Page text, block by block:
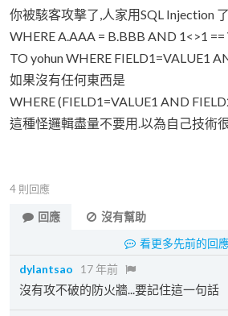
你被駭客攻擊了,人家用SQL Injection
WHERE A.AAA = B.BBB AND 1<>1 ==
TO yohun WHERE FIELD1=VALUE1
如果沒有任何東西是
WHERE (FIELD1=VALUE1 AND
這種怪邏輯盡量不要用.以為自己技術
4 則回應
回應
沒有幫助
看更多先前的回
dylantsao
17 年前
沒有攻不破的防火牆...要記住這一句話